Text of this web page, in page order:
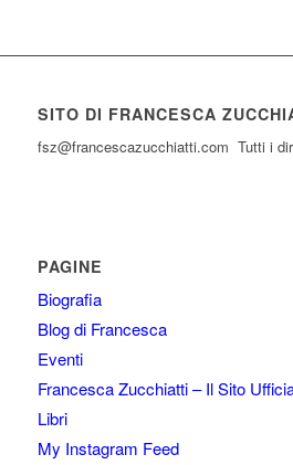
SITO DI FRANCESCA
fsz@francescazucchiatti.com Tutti i
PAGINE
Biografia
Blog di Francesca
Eventi
Francesca Zucchiatti – Il Sito
Libri
My Instagram Feed